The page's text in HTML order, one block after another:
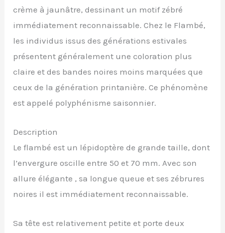
crème à jaunâtre, dessinant un motif zébré
immédiatement reconnaissable. Chez le Flambé,
les individus issus des générations estivales
présentent généralement une coloration plus
claire et des bandes noires moins marquées que
ceux de la génération printanière. Ce phénomène
est appelé polyphénisme saisonnier.
Description
Le flambé est un lépidoptère de grande taille, dont
l’envergure oscille entre 50 et 70 mm. Avec son
allure élégante , sa longue queue et ses zébrures
noires il est immédiatement reconnaissable.
Sa tête est relativement petite et porte deux